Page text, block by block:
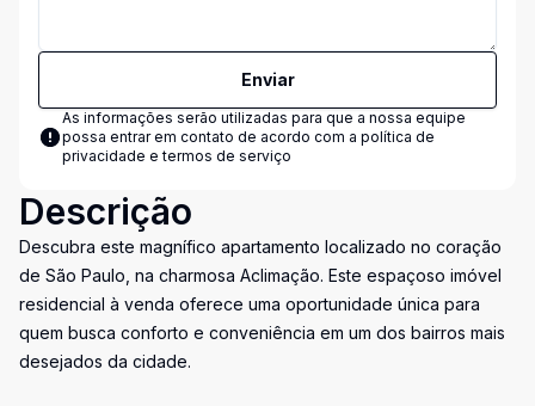
Enviar
As informações serão utilizadas para que a nossa equipe
possa entrar em contato de acordo com a política de
privacidade e termos de serviço
Descrição
Descubra este magnífico apartamento localizado no coração
de São Paulo, na charmosa Aclimação. Este espaçoso imóvel
residencial à venda oferece uma oportunidade única para
quem busca conforto e conveniência em um dos bairros mais
desejados da cidade.